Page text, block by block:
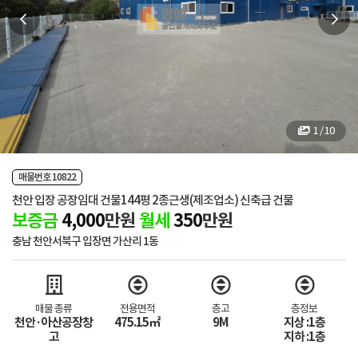
1 / 10
매물번호 10822
천안 입장 공장임대 건물144평 2종근생(제조업소) 신축급 건물
보증금 4,000만원월세 350만원
충남 천안서북구 입장면 가산리 1동
매물 종류
천안·아산공장창
고
전용면적
475.15㎡
층고
9M
층정보
지상 :1층
지하 :1층